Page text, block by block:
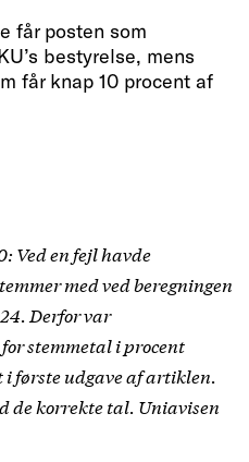
får posten som
bestyrelse, mens
får knap 10 procent af
Ved en fejl havde
med ved beregningen
Derfor var
stemmetal i procent
første udgave af artiklen.
de korrekte tal. Uniavisen